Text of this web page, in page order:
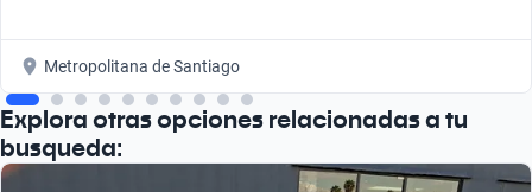
Metropolitana de Santiago
Explora otras opciones relacionadas a tu
busqueda: